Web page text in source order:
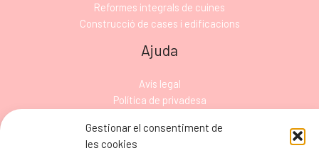
Gestionar el consentiment de
les cookies
Reformes integrals de cuines
Construcció de cases i edificacions
Ajuda
Avís legal
Política de privadesa
Declaració d’accessibilitat
Mapa del lloc